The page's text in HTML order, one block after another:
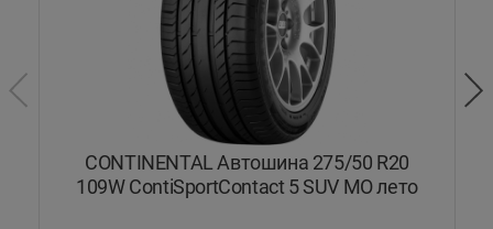
CONTINENTAL Автошина 275/50 R20
109W ContiSportContact 5 SUV MO лето